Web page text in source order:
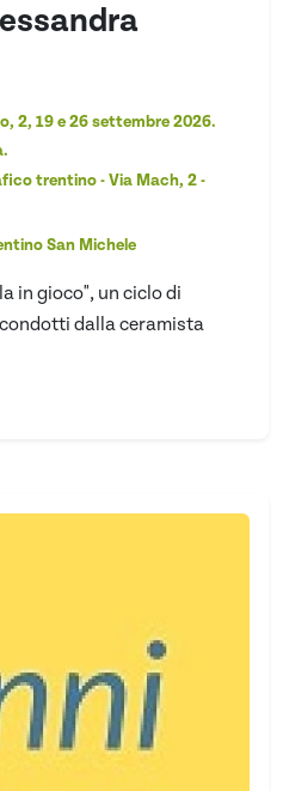
2, 19 e 26 settembre 2026.
trentino - Via Mach, 2 -
San Michele
in gioco", un ciclo di
dalla ceramista